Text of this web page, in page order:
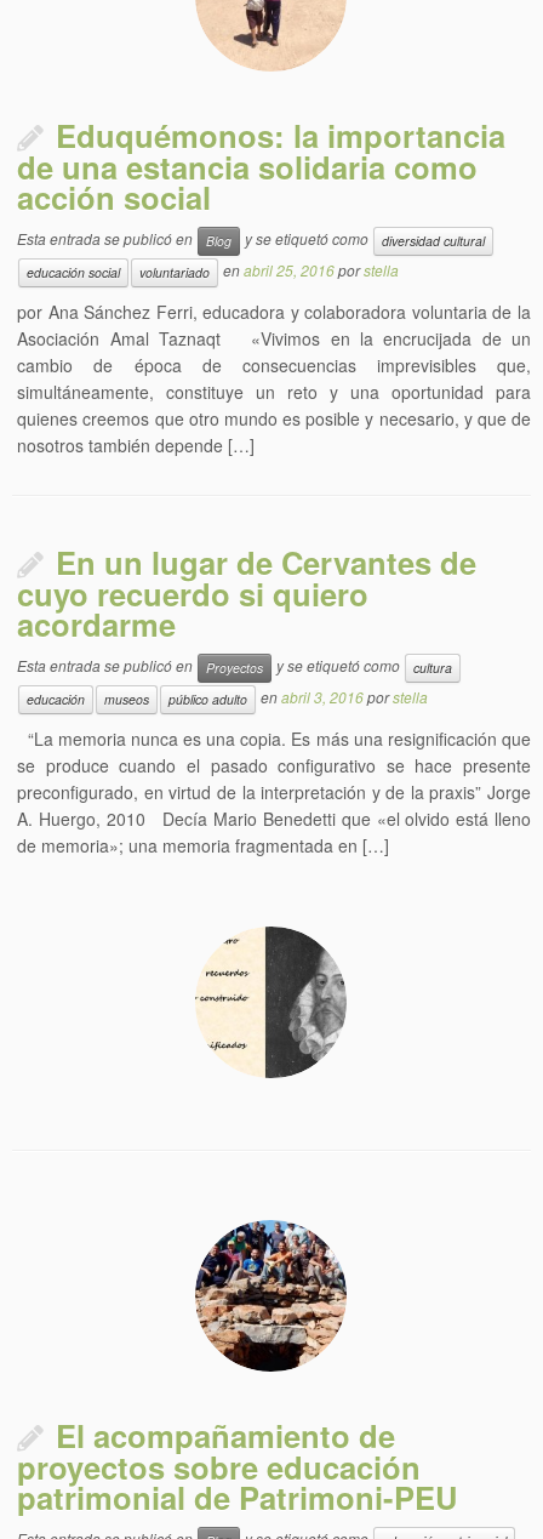
Eduquémonos: la importancia
de una estancia solidaria como
acción social
Esta entrada se publicó en Blog y se etiquetó como
diversidad cultural
educación social
voluntariado enabril 25, 2016porstella
por Ana Sánchez Ferri, educadora y colaboradora voluntaria de la
Asociación Amal Taznaqt «Vivimos en la encrucijada de un
cambio de época de consecuencias imprevisibles que,
simultáneamente, constituye un reto y una oportunidad para
quienes creemos que otro mundo es posible y necesario, y que de
nosotros también depende […]
En un lugar de Cervantes de
cuyo recuerdo si quiero
acordarme
Esta entrada se publicó en Proyectos y se etiquetó como
cultura
educación
museos público adulto enabril 3, 2016porstella
“La memoria nunca es una copia. Es más una resignificación que
se produce cuando el pasado configurativo se hace presente
preconfigurado, en virtud de la interpretación y de la praxis” Jorge
A. Huergo, 2010 Decía Mario Benedetti que «el olvido está lleno
de memoria»; una memoria fragmentada en […]
El acompañamiento de
proyectos sobre educación
patrimonial de Patrimoni-PEU